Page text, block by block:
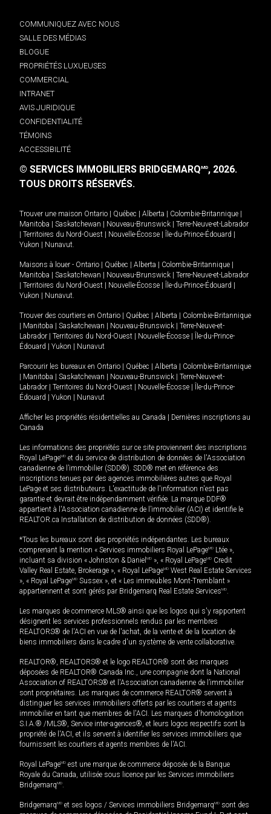
COMMUNIQUEZ AVEC NOUS
SALLE DES MÉDIAS
BLOGUE
PROPRIÉTÉS LUXUEUSES
COMMERCIAL
INTRANET
AVIS JURIDIQUE
CONFIDENTIALITÉ
TÉMOINS
ACCESSIBILITÉ
© SERVICES IMMOBILIERS BRIDGEMARQMD, 2026.
TOUS DROITS RÉSERVÉS.
Trouver une maison Ontario Québec Alberta Colombie-Britannique
Manitoba
Saskatchewan Nouveau-Brunswick
Terre-Neuve-et-Labrador
Territoires du Nord-Ouest Nouvelle-Écosse Île-du-Prince-Édouard
Yukon
Nunavut.
Maisons à louer - Ontario Québec Alberta Colombie-Britannique
Manitoba
Saskatchewan Nouveau-Brunswick
Terre-Neuve-et-Labrador
Territoires du Nord-Ouest Nouvelle-Écosse Île-du-Prince-Édouard
Yukon
Nunavut.
Trouver des courtiers en Ontario Québec Alberta
Colombie-Britannique
Manitoba Saskatchewan Nouveau-Brunswick
Terre-Neuve-et-
Labrador
Territoires du Nord-Ouest Nouvelle-Écosse
Île-du-Prince-
Édouard
Yukon Nunavut
Parcourir les bureaux en Ontario Québec Alberta
Colombie-Britannique
Manitoba Saskatchewan Nouveau-Brunswick
Terre-Neuve-et-
Labrador
Territoires du Nord-Ouest Nouvelle-Écosse
Île-du-Prince-
Édouard
Yukon Nunavut
Afficher les propriétés résidentielles au Canada
Dernières inscriptions au
Canada
Les informations des propriétés sur ce site proviennent des inscriptions
Royal LePageMD et du service de distribution de données de l'Association
canadienne de l’immobilier (SDD®). SDD® met en référence des
inscriptions tenues par des agences immobilières autres que Royal
LePage et ses distributeurs. L'exactitude de l'information n'est pas
garantie et devrait être indépendamment vérifiée. La marque DDF®
appartient à l'Association canadienne de l’immobilier (ACI) et identifie le
REALTOR.ca Installation de distribution de données (SDD®).
*Tous les bureaux sont des propriétés indépendantes. Les bureaux
comprenant la mention « Services immobiliers Royal LePageMD Ltée »,
incluant sa division « Johnston & Daniel MD », « Royal LePageMD Credit
Valley Real Estate, Brokerage », « Royal LePageMD West Real Estate Services
», « Royal LePageMD Sussex », et « Les immeubles Mont-Tremblant »
appartiennent et sont gérés par Bridgemarq Real Estate ServicesMD.
Les marques de commerce MLS® ainsi que les logos qui s'y rapportent
désignent les services professionnels rendus par les membres
REALTORS® de l'ACI en vue de l'achat, de la vente et de la location de
biens immobiliers dans le cadre d'un système de vente collaborative.
REALTOR®, REALTORS® et le logo REALTOR® sont des marques
déposées de REALTOR® Canada Inc., une compagnie dont la National
Association of REALTORS® et l'Association canadienne de l’immobilier
sont propriétaires. Les marques de commerce REALTOR® servent à
distinguer les services immobiliers offerts par les courtiers et agents
immobilier en tant que membres de l'ACI. Les marques d'homologation
S.I.A.® /MLS®, Service inter-agences®, et leurs logos respectifs sont la
propriété de l'ACI, et ils servent à identifier les services immobiliers que
fournissent les courtiers et agents membres de l'ACI.
Royal LePageMD est une marque de commerce déposée de la Banque
Royale du Canada, utilisée sous licence par les Services immobiliers
BridgemarqMD.
BridgemarqMD et ses logos / Services immobiliers BridgemarqMD sont des